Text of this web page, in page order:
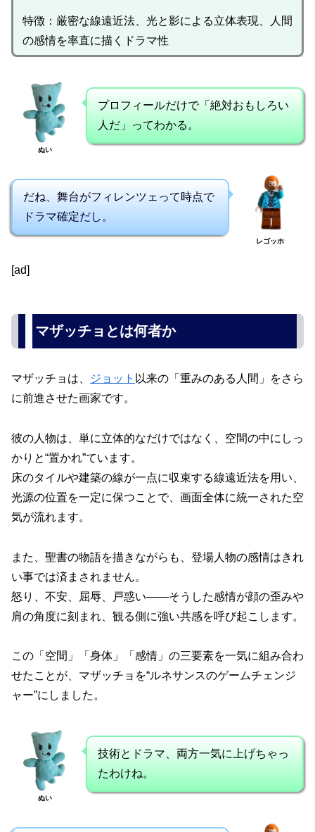
特徴：厳密な線遠近法、光と影による立体表現、人間
の感情を率直に描くドラマ性
ぬい
プロフィールだけで「絶対おもしろい
人だ」ってわかる。
だね、舞台がフィレンツェって時点で
ドラマ確定だし。
レゴッホ
[ad]
マザッチョとは何者か
マザッチョは、 ジョット 以来の「重みのある人間」をさら
に前進させた画家です。
彼の人物は、単に立体的なだけではなく、空間の中にしっ
かりと“置かれ”ています。
床のタイルや建築の線が一点に収束する線遠近法を用い、
光源の位置を一定に保つことで、画面全体に統一された空
気が流れます。
また、聖書の物語を描きながらも、登場人物の感情はきれ
い事では済まされません。
怒り、不安、屈辱、戸惑い――そうした感情が顔の歪みや
肩の角度に刻まれ、観る側に強い共感を呼び起こします。
この「空間」「身体」「感情」の三要素を一気に組み合わ
せたことが、マザッチョを“ルネサンスのゲームチェンジ
ャー”にしました。
ぬい
技術とドラマ、両方一気に上げちゃっ
たわけね。